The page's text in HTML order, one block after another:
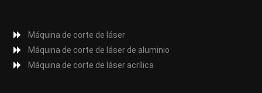
Máquina de corte de láser
Máquina de corte de láser de aluminio
Máquina de corte de láser acrílica